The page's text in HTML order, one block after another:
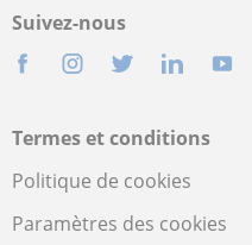
Suivez-nous
Termes et conditions
Politique de cookies
Paramètres des cookies